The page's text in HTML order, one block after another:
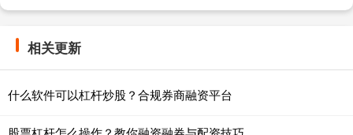
相关更新
什么软件可以杠杆炒股？合规券商融资平台